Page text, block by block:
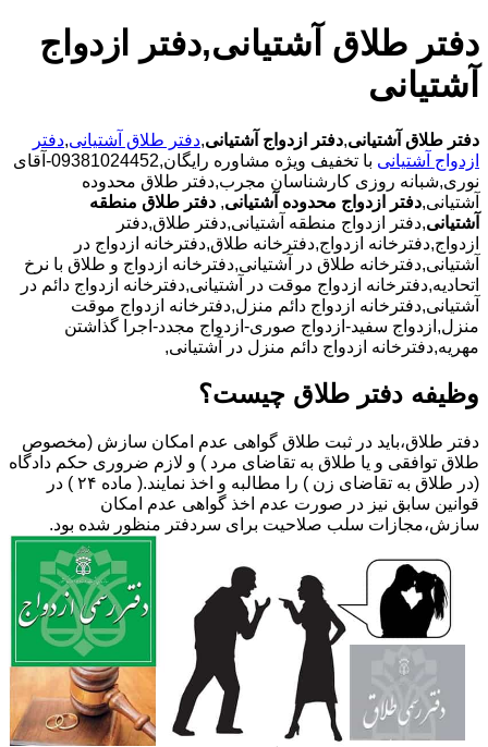
دفتر طلاق آشتیانی,دفتر ازدواج
آشتیانی
دفتر طلاق آشتیانی,دفتر ازدواج آشتیانی,دفتر طلاق آشتیانی,دفتر
ازدواج آشتیانی
با تخفیف ویژه مشاوره رایگان,09381024452-آقای
نوری,شبانه روزی کارشناسان مجرب,دفتر طلاق محدوده
آشتیانی,دفتر ازدواج محدوده آشتیانی, دفتر طلاق منطقه
آشتیانی,دفتر ازدواج منطقه آشتیانی,دفتر طلاق,دفتر
ازدواج,دفترخانه ازدواج,دفترخانه طلاق,دفترخانه ازدواج در
آشتیانی,دفترخانه طلاق در آشتیانی,دفترخانه ازدواج و طلاق با نرخ
اتحادیه,دفترخانه ازدواج موقت در آشتیانی,دفترخانه ازدواج دائم در
آشتیانی,دفترخانه ازدواج دائم منزل,دفترخانه ازدواج موقت
منزل,ازدواج سفید-ازدواج صوری-ازدواج مجدد-اجرا گذاشتن
مهریه,دفترخانه ازدواج دائم منزل در آشتیانی,
وظیفه دفتر طلاق چیست؟
دفتر طلاق،باید در ثبت طلاق گواهی عدم امکان سازش (مخصوص
طلاق توافقی و یا طلاق به تقاضای مرد ) و لازم ضروری حکم دادگاه
(در طلاق به تقاضای زن ) را مطالبه و اخذ نمایند.( ماده ۲۴ ) در
قوانین سابق نیز در صورت عدم اخذ گواهی عدم امکان
سازش،مجازات سلب صلاحیت برای سردفتر منظور شده بود.